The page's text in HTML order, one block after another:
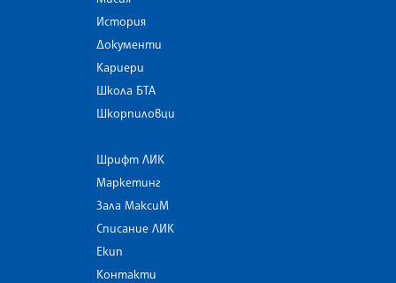
История
Документи
Кариери
Школа БТА
Шкорпиловци
Шрифт ЛИК
Маркетинг
Зала МаксиМ
Списание ЛИК
Екип
Контакти